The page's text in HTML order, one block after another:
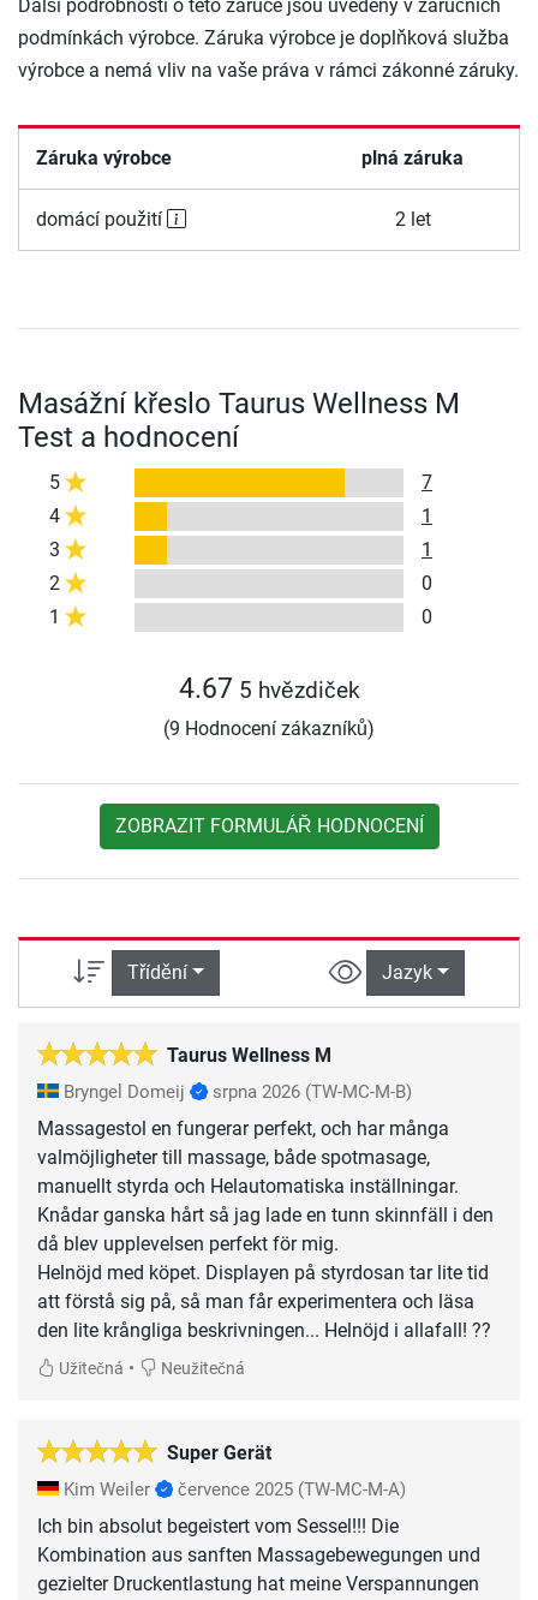
Další podrobnosti o této záruce jsou uvedeny v záručních
podmínkách výrobce. Záruka výrobce je doplňková služba
výrobce a nemá vliv na vaše práva v rámci zákonné záruky.
Záruka výrobce plná záruka
domácí použití 2 let
Masážní křeslo Taurus Wellness M
Test a hodnocení
5
7
4
1
3
1
2
0
1
0
4.67 5 hvězdiček
(9 Hodnocení zákazníků)
ZOBRAZIT FORMULÁŘ HODNOCENÍ
Třídění Jazyk
Taurus Wellness M
Bryngel Domeij srpna 2026 (TW-MC-M-B)
Massagestol en fungerar perfekt, och har många
valmöjligheter till massage, både spotmasage,
manuellt styrda och Helautomatiska inställningar.
Knådar ganska hårt så jag lade en tunn skinnfäll i den
då blev upplevelsen perfekt för mig.
Helnöjd med köpet. Displayen på styrdosan tar lite tid
att förstå sig på, så man får experimentera och läsa
den lite krångliga beskrivningen... Helnöjd i allafall! ??
Užitečná • Neužitečná
Super Gerät
Kim Weiler července 2025 (TW-MC-M-A)
Ich bin absolut begeistert vom Sessel!!! Die
Kombination aus sanften Massagebewegungen und
gezielter Druckentlastung hat meine Verspannungen